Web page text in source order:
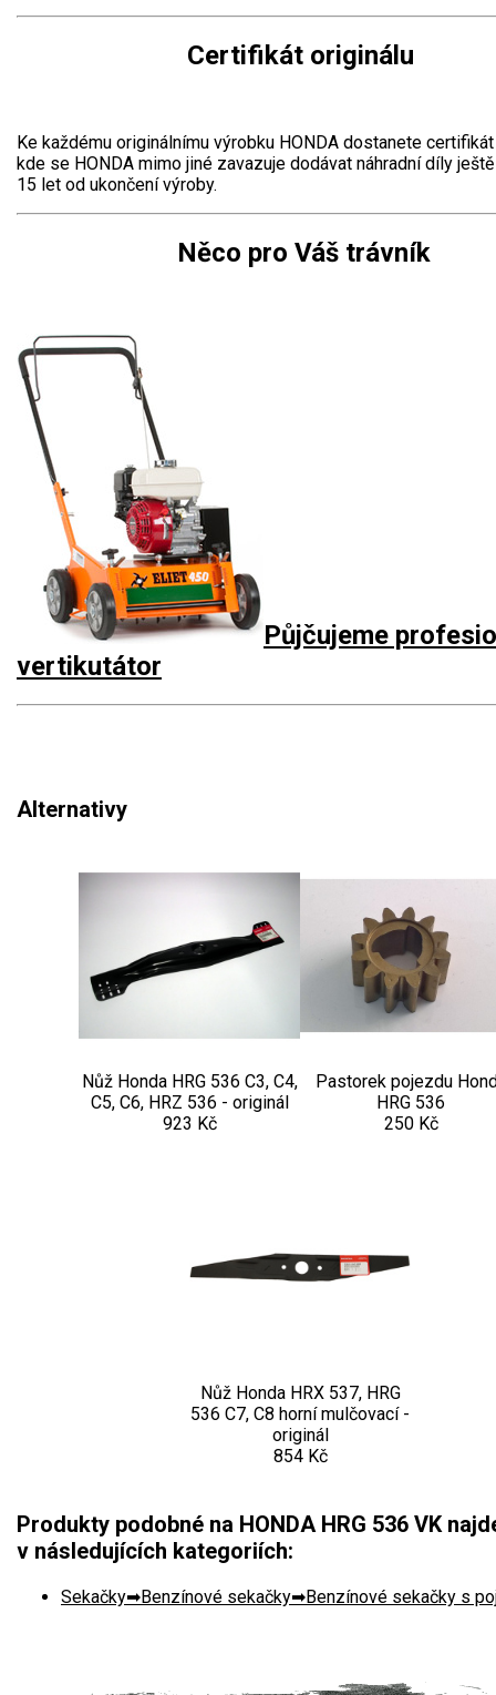
Certifikát originálu
Ke každému originálnímu výrobku HONDA dostanete
kde se HONDA mimo jiné zavazuje dodávat náhradní díly
15 let od ukončení výroby.
Něco pro Váš trávník
Půjčujeme
vertikutátor
Alternativy
Nůž Honda HRG 536 C3, C4,
C5, C6, HRZ 536 - originál
923 Kč
Pastorek pojezdu
HRG 536
250 Kč
Nůž Honda HRX 537, HRG
536 C7, C8 horní mulčovací -
originál
854 Kč
Produkty podobné na HONDA HRG 536 VK
v následujících kategoriích:
Sekačky Benzínové sekačky Benzínové sekačky s